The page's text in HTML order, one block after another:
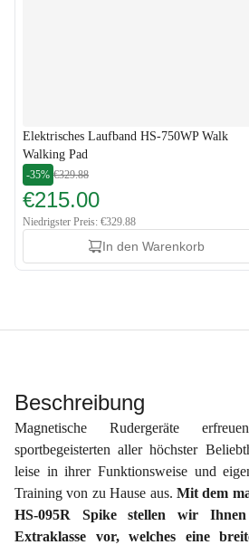
Elektrisches Laufband HS-750WP Walk
Walking Pad
-35% €329.88
€215.00
Niedrigster Preis: €329.88
In den Warenkorb
Beschreibung
Magnetische Rudergeräte
sportbegeisterten aller höchster
leise in ihrer Funktionsweise und
Training von zu Hause aus. Mit dem
HS-095R Spike stellen wir
Extraklasse vor, welches eine